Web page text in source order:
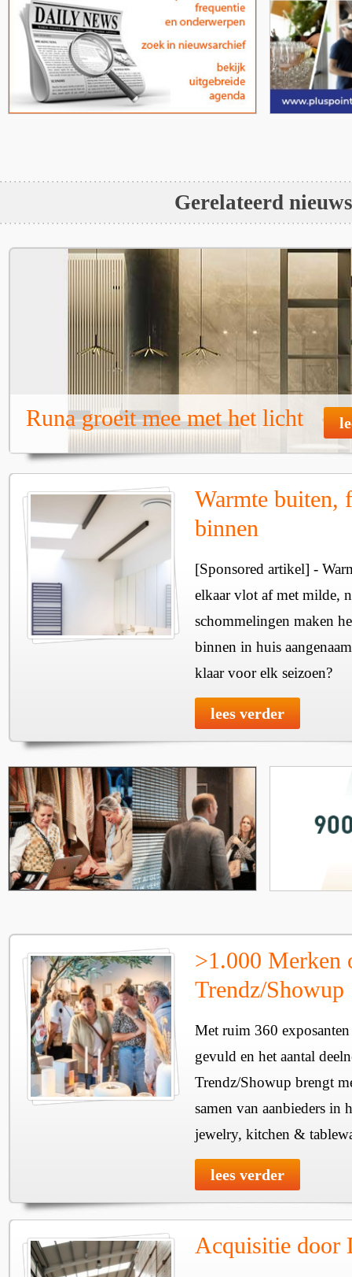
Gerelateerd nieuws
Runa groeit mee met het licht
Warmte buiten,
binnen
[Sponsored artikel] -
elkaar vlot af met milde,
schommelingen maken
binnen in huis
klaar voor elk seizoen?
lees verder
>1.000 Merken
Trendz/Showup
Met ruim 360
gevuld en het aantal
Trendz/Showup brengt
samen van aanbieders in
jewelry, kitchen &
lees verder
Acquisitie door